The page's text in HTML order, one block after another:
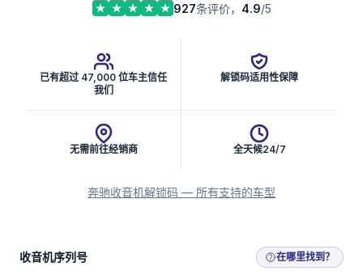
927条评价， 4.9/5
已有超过 47,000 位车主信任
我们
解锁码适用性保障
无需前往经销商 全天候24/7
奔驰收音机解锁码 — 所有支持的车型
获取收音机解锁码
收音机序列号 在哪里找到？